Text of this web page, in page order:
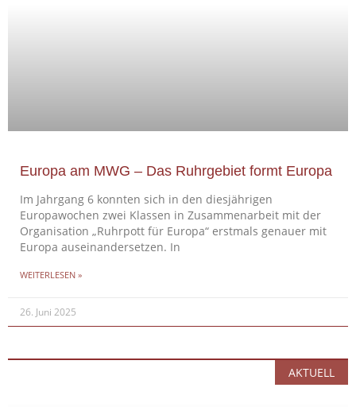
Europa am MWG – Das Ruhrgebiet formt Europa
Im Jahrgang 6 konnten sich in den diesjährigen
Europawochen zwei Klassen in Zusammenarbeit mit der
Organisation „Ruhrpott für Europa“ erstmals genauer mit
Europa auseinandersetzen. In
WEITERLESEN »
26. Juni 2025
AKTUELL